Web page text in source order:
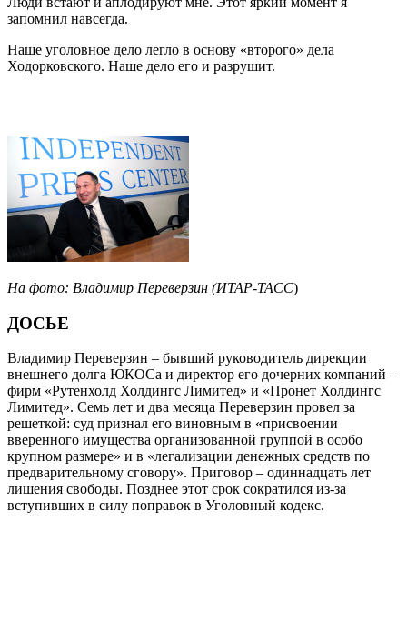
запомнил навсегда.
Наше уголовное дело легло в основу «второго» дела
Ходорковского. Наше дело его и разрушит.
На фото: Владимир Переверзин (ИТАР-ТАСС)
ДОСЬЕ
Владимир Переверзин – бывший руководитель дирекции
внешнего долга ЮКОСа и директор его дочерних компаний –
фирм «Рутенхолд Холдингс Лимитед» и «Пронет Холдингс
Лимитед». Семь лет и два месяца Переверзин провел за
решеткой: суд признал его виновным в «присвоении
вверенного имущества организованной группой в особо
крупном размере» и в «легализации денежных средств по
предварительному сговору». Приговор – одиннадцать лет
лишения свободы. Позднее этот срок сократился из-за
вступивших в силу поправок в Уголовный кодекс.